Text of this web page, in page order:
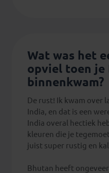
Wat was het
opviel toen je
binnenkwam?
De rust! Ik kwam over
India, en dat is een
India overal hectiek
kleuren die je
juist super rustig en
Bhutan heeft